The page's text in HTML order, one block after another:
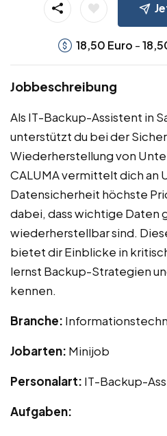
18,50 Euro -
Jobbeschreibung
Als IT-Backup-Assistent in
unterstützt du bei der
Wiederherstellung von
CALUMA vermittelt dich an
Datensicherheit höchste
dabei, dass wichtige Daten
wiederherstellbar sind.
bietet dir Einblicke in
lernst Backup-Strategien
kennen.
Branche:
Jobarten: Minijob
Personalart: IT-Backup-
Aufgaben: